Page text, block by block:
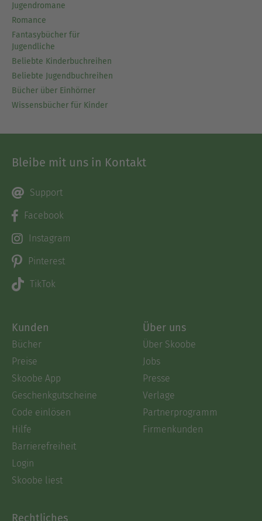
Jugendromane
Romance
Fantasybücher für
Jugendliche
Beliebte Kinderbuchreihen
Beliebte Jugendbuchreihen
Bücher über Einhörner
Wissensbücher für Kinder
Bleibe mit uns in Kontakt
Support
Facebook
Instagram
Pinterest
TikTok
Kunden
Bücher
Preise
Skoobe App
Geschenkgutscheine
Code einlösen
Hilfe
Barrierefreiheit
Login
Skoobe liest
Über uns
Über Skoobe
Jobs
Presse
Verlage
Partnerprogramm
Firmenkunden
Rechtliches